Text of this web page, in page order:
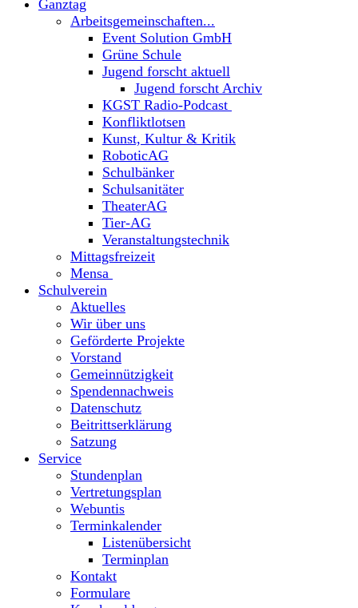
Ganztag
Arbeitsgemeinschaften...
Event Solution GmbH
Grüne Schule
Jugend forscht aktuell
Jugend forscht Archiv
KGST Radio-Podcast
Konfliktlotsen
Kunst, Kultur & Kritik
RoboticAG
Schulbänker
Schulsanitäter
TheaterAG
Tier-AG
Veranstaltungstechnik
Mittagsfreizeit
Mensa
Schulverein
Aktuelles
Wir über uns
Geförderte Projekte
Vorstand
Gemeinnützigkeit
Spendennachweis
Datenschutz
Beitrittserklärung
Satzung
Service
Stundenplan
Vertretungsplan
Webuntis
Terminkalender
Listenübersicht
Terminplan
Kontakt
Formulare